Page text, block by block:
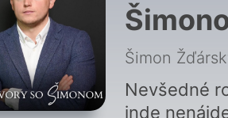
Šimon
Nevšedné
inde